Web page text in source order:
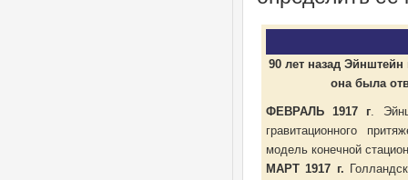
90 лет назад
она была
ФЕВРАЛЬ 1917 г.
гравитационного
модель конечной
МАРТ 1917 г.